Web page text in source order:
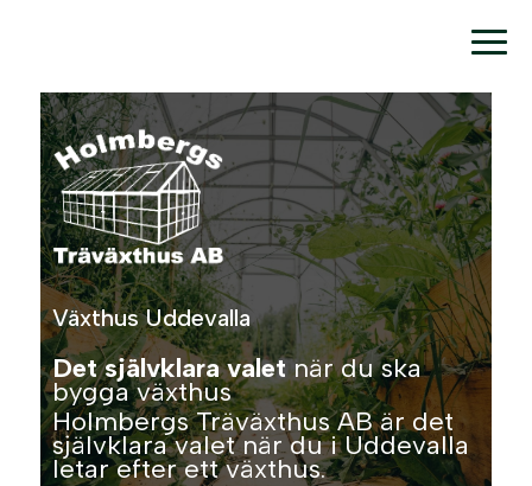
Växthus Uddevalla
Det självklara valetnär du ska
bygga växthus
Holmbergs Träväxthus AB är det
självklara valet när du i Uddevalla
letar efter ett växthus.